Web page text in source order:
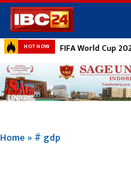
HOT NOW FIFA World Cup
Home»# gdp